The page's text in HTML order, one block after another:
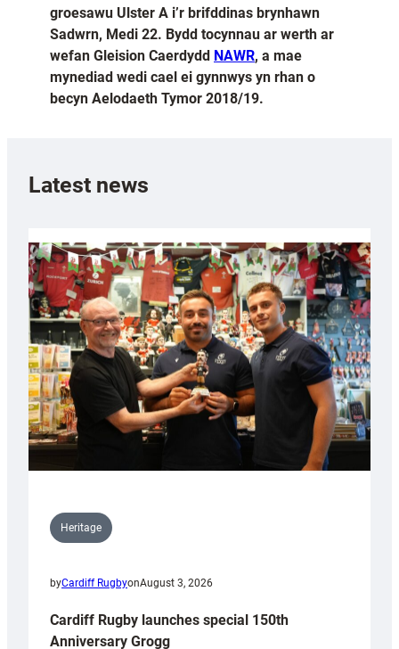
groesawu Ulster A i’r brifddinas brynhawn
Sadwrn, Medi 22. Bydd tocynnau ar werth ar
wefan Gleision Caerdydd NAWR, a mae
mynediad wedi cael ei gynnwys yn rhan o
becyn Aelodaeth Tymor 2018/19.
Latest news
Heritage
byCardiff RugbyonAugust 3, 2026
Cardiff Rugby launches special 150th
Anniversary Grogg